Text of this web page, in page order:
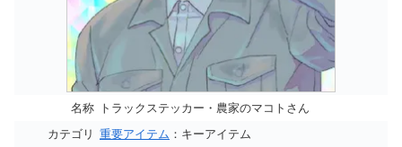
名称
トラックステッカー・農家のマコトさん
カテゴリ 重要アイテム ：キーアイテム